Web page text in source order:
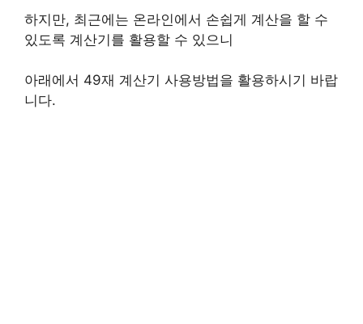
하지만, 최근에는 온라인에서 손쉽게 계산을 할 수
있도록 계산기를 활용할 수 있으니
아래에서 49재 계산기 사용방법을 활용하시기 바랍
니다.